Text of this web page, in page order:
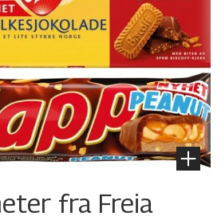
fra Freia